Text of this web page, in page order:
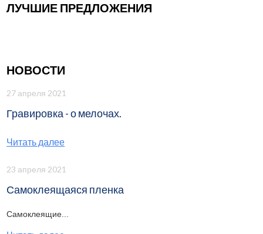
ЛУЧШИЕ ПРЕДЛОЖЕНИЯ
НОВОСТИ
27 апреля 2021
Гравировка - о мелочах.
Читать далее
23 апреля 2021
Самоклеящаяся пленка
Самоклеящие...